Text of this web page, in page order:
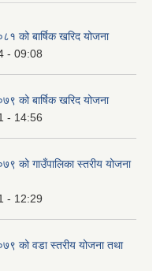
को बार्षिक खरिद योजना
- 09:08
को बार्षिक खरिद योजना
- 14:56
को गाउँपालिका स्तरीय योजना
- 12:29
को वडा स्तरीय योजना तथा